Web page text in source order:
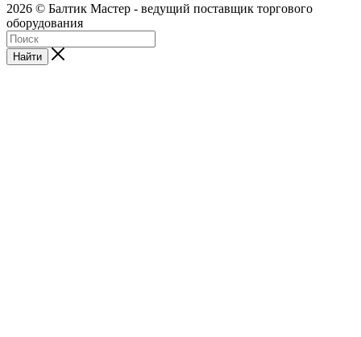
2026 © Балтик Мастер - ведущий поставщик торгового
оборудования
Найти